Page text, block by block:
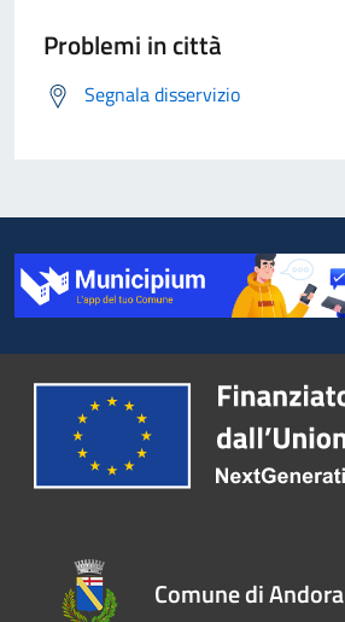
Problemi in città
Segnala disservizio
Comune di Andora